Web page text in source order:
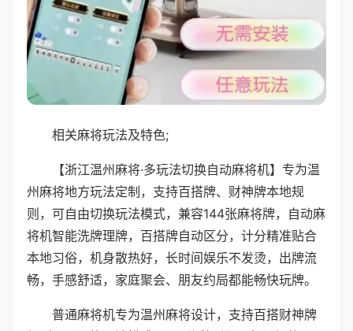
相关麻将玩法及特色;
【浙江温州麻将·多玩法切换自动麻将机】专为温
州麻将地方玩法定制，支持百搭牌、财神牌本地规
则，可自由切换玩法模式，兼容144张麻将牌，自动麻
将机智能洗牌理牌，百搭牌自动区分，计分精准贴合
本地习俗，机身散热好，长时间娱乐不发烫，出牌流
畅，手感舒适，家庭聚会、朋友约局都能畅快玩牌。
普通麻将机专为温州麻将设计，支持百搭财神牌